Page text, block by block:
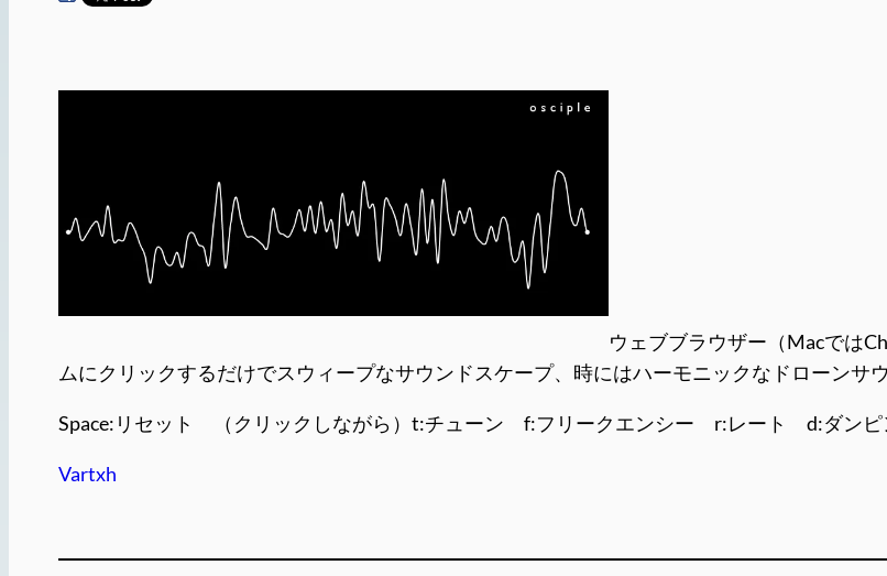
ウェブブラウザー（Macでは
ムにクリックするだけでスウィープなサウンドスケープ、時にはハーモニックなドローンサ
Space:リセット （クリックしながら）t:チューン f:フリークエンシー r:レート d:ダン
Vartxh